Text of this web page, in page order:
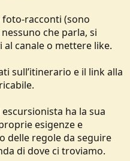
foto-racconti (sono
che parla, si
canale o mettere like.
sull’itinerario e il link alla
ha la sua
esigenze e
delle regole da seguire
di dove ci troviamo.